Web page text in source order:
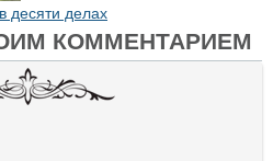
десяти делах
КОММЕНТАРИЕМ